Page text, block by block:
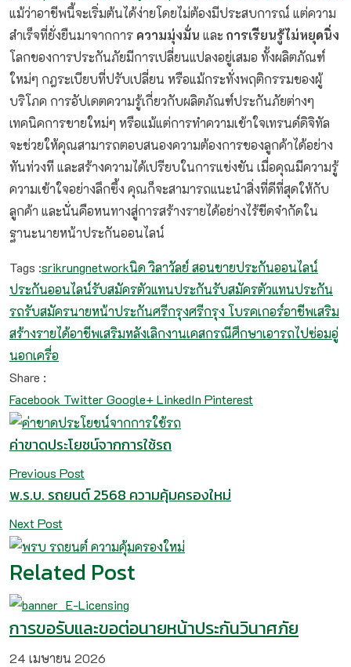
แม้ว่าอาชีพนี้จะเริ่มต้นได้ง่ายโดยไม่ต้องมีประสบการณ์ แต่ความ
สำเร็จที่ยั่งยืนมาจากการ ความมุ่งมั่น และ การเรียนรู้ไม่หยุดนิ่ง
โลกของการประกันภัยมีการเปลี่ยนแปลงอยู่เสมอ ทั้งผลิตภัณฑ์
ใหม่ๆ กฎระเบียบที่ปรับเปลี่ยน หรือแม้กระทั่งพฤติกรรมของผู้
บริโภค การอัปเดตความรู้เกี่ยวกับผลิตภัณฑ์ประกันภัยต่างๆ
เทคนิคการขายใหม่ๆ หรือแม้แต่การทำความเข้าใจเทรนด์ดิจิทัล
จะช่วยให้คุณสามารถตอบสนองความต้องการของลูกค้าได้อย่าง
ทันท่วงที และสร้างความได้เปรียบในการแข่งขัน เมื่อคุณมีความรู้
ความเข้าใจอย่างลึกซึ้ง คุณก็จะสามารถแนะนำสิ่งที่ดีที่สุดให้กับ
ลูกค้า และนั่นคือหนทางสู่การสร้างรายได้อย่างไร้ขีดจำกัดใน
ฐานะนายหน้าประกันออนไลน์
Tags :srikrungnetworkนิด วิลาวัลย์ สอนขายประกันออนไลน์
ประกันออนไลน์รับสมัครตัวแทนประกันรับสมัครตัวแทนประกัน
รถรับสมัครนายหน้าประกันศรีกรุงศรีกรุง โบรคเกอร์อาชีพเสริม
สร้างรายได้อาชีพเสริมหลังเลิกงานเคสกรณีศึกษาเอารถไปซ่อมอู่
นอกเครื่อ
Share :
Facebook TwitterGoogle+LinkedIn Pinterest
ค่าขาดประโยชน์จากการใช้รถ
Previous Post
พ.ร.บ. รถยนต์ 2568 ความคุ้มครองใหม่
Next Post
Related Post
การขอรับและขอต่อนายหน้าประกันวินาศภัย
24 เมษายน 2026